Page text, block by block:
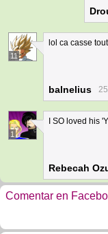
11
lol ca casse
balnelius
1
I SO loved his
Rebecah
Comentar en